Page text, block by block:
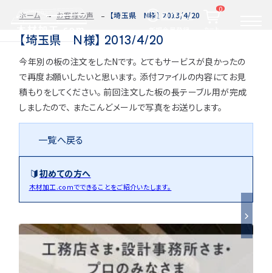
ログイン
0
種類・樹種・用途から選ぶ
自動お見積もり・ご注文はこちらから
カット・塗装のみ
カット・加工・塗装
フルオーダー
2D/3D
図面をお持ちの方へ
関連商品
営業時間 9:00〜17:00（土日祝 定休）
ホーム お客様の声 【埼玉県 N様】 2013/4/20
【埼玉県 N様】 2013/4/20
今年別の板の注文をしたNです。 とてもサービスが良かったの
で再度お願いしたいと思います。 添付ファイルの内容にてお見
積もりをしてください。 前回注文した板の長テーブル用が完成
しましたので、 またこんどメールで写真をお送りします。
一覧へ戻る
初めての方へ
木材加工.comでできることをご紹介いたします。